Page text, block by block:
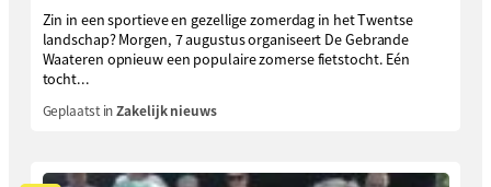
Zin in een sportieve en gezellige zomerdag in het Twentse
landschap? Morgen, 7 augustus organiseert De Gebrande
Waateren opnieuw een populaire zomerse fietstocht. Eén
tocht...
Geplaatst inZakelijk nieuws